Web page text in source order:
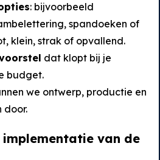
: bijvoorbeeld
spandoeken of
klein, strak of opvallend.
dat klopt bij je
budget.
we ontwerp, productie en
door.
van de